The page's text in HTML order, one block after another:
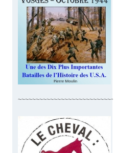
~~~~~~~~~~~~~~~~~~~~~~~~~~~~